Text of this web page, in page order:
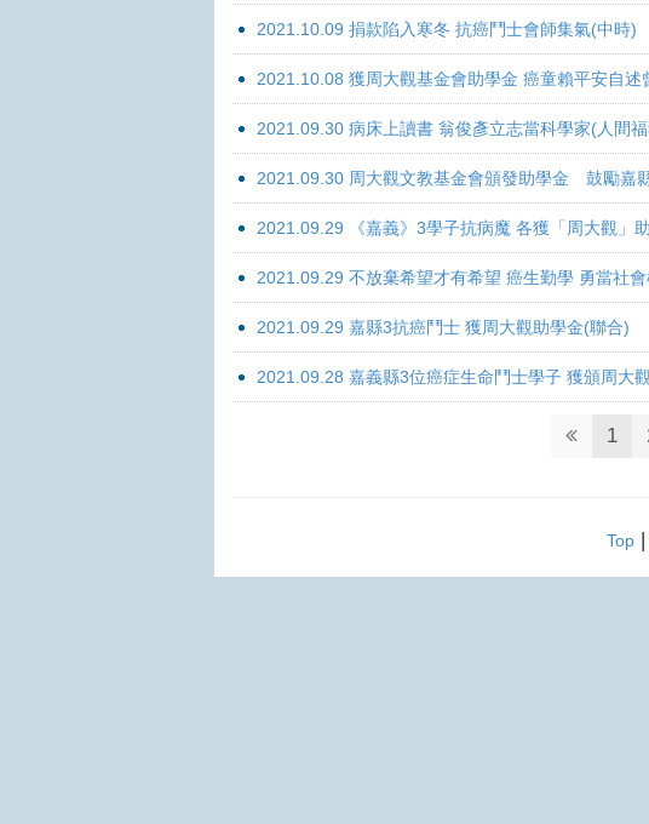
2021.10.09 捐款陷入寒冬 抗癌鬥士會師集氣(中時)
2021.10.08 獲周大觀基金會助學金 癌童賴平安自述
2021.09.30 病床上讀書 翁俊彥立志當科學家(人間
2021.09.30 周大觀文教基金會頒發助學金 鼓勵嘉
2021.09.29 《嘉義》3學子抗病魔 各獲「周大觀」
2021.09.29 不放棄希望才有希望 癌生勤學 勇當社
2021.09.29 嘉縣3抗癌鬥士 獲周大觀助學金(聯合)
2021.09.28 嘉義縣3位癌症生命鬥士學子 獲頒周大
1
Top|